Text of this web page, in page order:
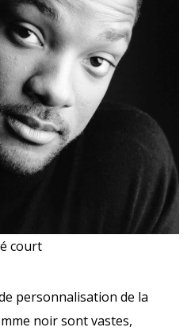
court
personnalisation de la
noir sont vastes,